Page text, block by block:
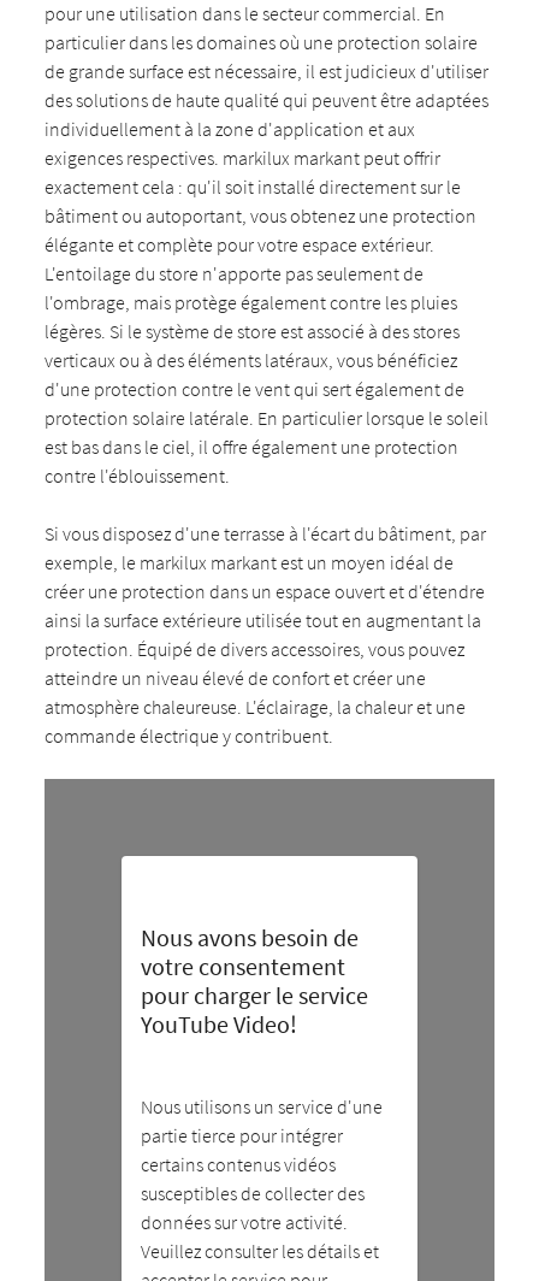
pour une utilisation dans le secteur commercial. En
particulier dans les domaines où une protection solaire
de grande surface est nécessaire, il est judicieux d'utiliser
des solutions de haute qualité qui peuvent être adaptées
individuellement à la zone d'application et aux
exigences respectives. markilux markant peut offrir
exactement cela : qu'il soit installé directement sur le
bâtiment ou autoportant, vous obtenez une protection
élégante et complète pour votre espace extérieur.
L'entoilage du store n'apporte pas seulement de
l'ombrage, mais protège également contre les pluies
légères. Si le système de store est associé à des stores
verticaux ou à des éléments latéraux, vous bénéficiez
d'une protection contre le vent qui sert également de
protection solaire latérale. En particulier lorsque le soleil
est bas dans le ciel, il offre également une protection
contre l'éblouissement.
Si vous disposez d'une terrasse à l'écart du bâtiment, par
exemple, le markilux markant est un moyen idéal de
créer une protection dans un espace ouvert et d'étendre
ainsi la surface extérieure utilisée tout en augmentant la
protection. Équipé de divers accessoires, vous pouvez
atteindre un niveau élevé de confort et créer une
atmosphère chaleureuse. L'éclairage, la chaleur et une
commande électrique y contribuent.
Nous avons besoin de
votre consentement
pour charger le service
YouTube Video!
Nous utilisons un service d'une
partie tierce pour intégrer
certains contenus vidéos
susceptibles de collecter des
données sur votre activité.
Veuillez consulter les détails et